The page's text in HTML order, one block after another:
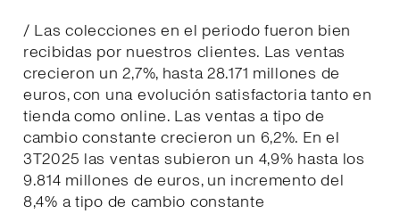
/ Las colecciones en el periodo fueron bien
recibidas por nuestros clientes. Las ventas
crecieron un 2,7%, hasta 28.171 millones de
euros, con una evolución satisfactoria tanto en
tienda como online. Las ventas a tipo de
cambio constante crecieron un 6,2%. En el
3T2025 las ventas subieron un 4,9% hasta los
9.814 millones de euros, un incremento del
8,4% a tipo de cambio constante